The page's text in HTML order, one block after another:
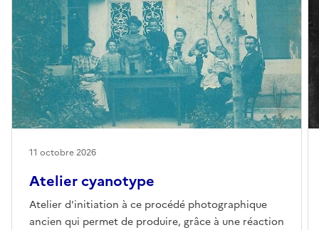
Atelier cyanotype
Atelier d'initiation à ce procédé photographique
ancien qui permet de produire, grâce à une réaction
11 octobre 2026